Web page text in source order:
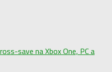
save na Xbox One, PC a